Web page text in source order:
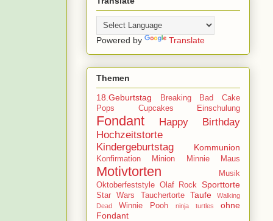
Powered by Translate
Themen
18.Geburtstag
Breaking Bad
Cake
Pops
Cupcakes Einschulung
Fondant
Happy Birthday
Hochzeitstorte
Kindergeburtstag
Kommunion
Konfirmation Minion Minnie Maus
Motivtorten
Musik
Oktoberfeststyle Olaf Rock Sporttorte
Star Wars Tauchertorte Taufe
Walking
Dead
Winnie Pooh ninja turtles
ohne
Fondant